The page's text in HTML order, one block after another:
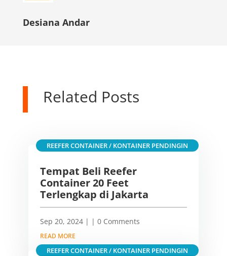
Desiana Andar
Related Posts
Tempat Beli Reefer
Container 20 Feet
Terlengkap di Jakarta
Sep 20, 2024|
REEFER CONTAINER / KONTAINER PENDINGIN
| 0 Comments
READ MORE
REEFER CONTAINER / KONTAINER PENDINGIN